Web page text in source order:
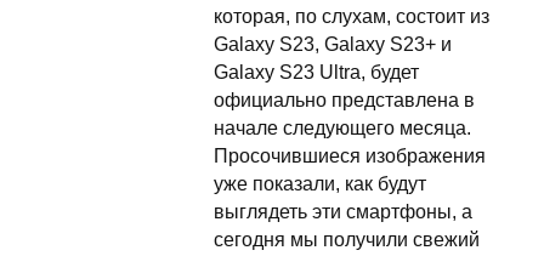
которая, по слухам, состоит из
Galaxy S23, Galaxy S23+ и
Galaxy S23 Ultra, будет
официально представлена в
начале следующего месяца.
Просочившиеся изображения
уже показали, как будут
выглядеть эти смартфоны, а
сегодня мы получили свежий